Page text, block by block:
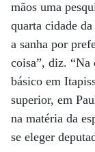
mãos uma
quarta cidade
a sanha por
coisa”, diz. “Na
básico em
superior, em
na matéria da
se eleger